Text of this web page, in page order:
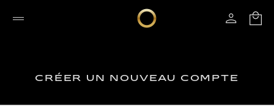
CRÉER UN NOUVEAU COMPTE